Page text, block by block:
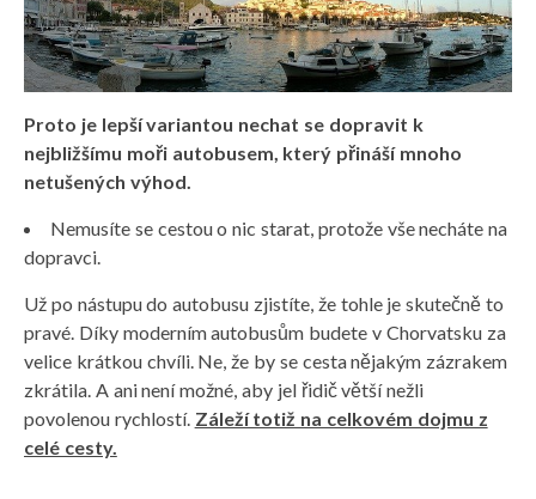
Proto je lepší variantou nechat se dopravit k
nejbližšímu moři autobusem, který přináší mnoho
netušených výhod.
Nemusíte se cestou o nic starat, protože vše necháte na
dopravci.
Už po nástupu do autobusu zjistíte, že tohle je skutečně to
pravé. Díky moderním autobusům budete v Chorvatsku za
velice krátkou chvíli. Ne, že by se cesta nějakým zázrakem
zkrátila. A ani není možné, aby jel řidič větší nežli
povolenou rychlostí. Záleží totiž na celkovém dojmu z
celé cesty.